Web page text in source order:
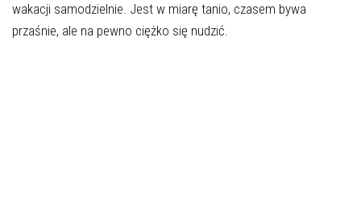
wakacji samodzielnie. Jest w miarę tanio, czasem bywa
przaśnie, ale na pewno ciężko się nudzić.